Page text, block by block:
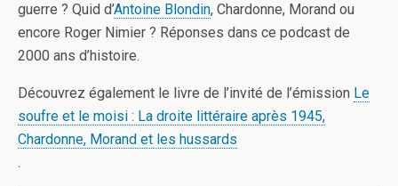
guerre ? Quid d’Antoine Blondin, Chardonne, Morand ou
encore Roger Nimier ? Réponses dans ce podcast de
2000 ans d’histoire.
Découvrez également le livre de l’invité de l’émission Le
soufre et le moisi : La droite littéraire après 1945,
Chardonne, Morand et les hussards
.